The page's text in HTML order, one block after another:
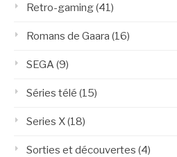
Retro-gaming(41)
Romans de Gaara (16)
SEGA(9)
Séries télé (15)
Series X(18)
Sorties et découvertes (4)